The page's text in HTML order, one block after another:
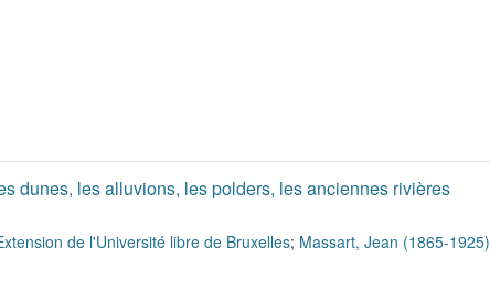
dunes, les alluvions, les polders, les anciennes rivières
de l'Université libre de Bruxelles; Massart, Jean (1865-1925)